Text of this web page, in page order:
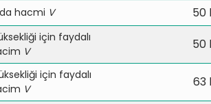
hacmi V 50 l
için faydalı
V 50 l
için faydalı
V 63 l